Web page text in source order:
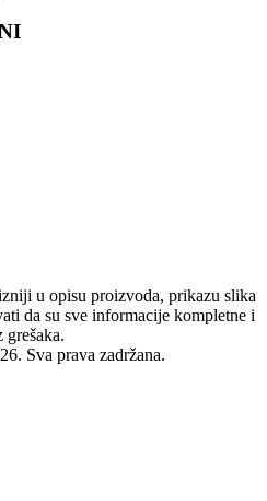
u opisu proizvoda, prikazu slika
da su sve informacije kompletne i
grešaka.
Sva prava zadržana.